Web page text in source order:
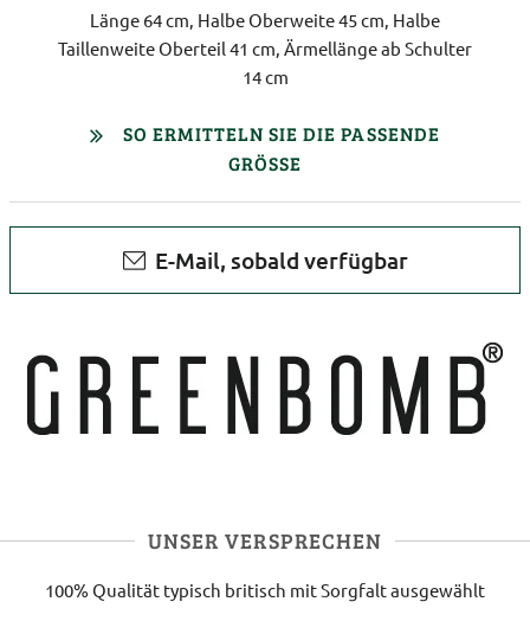
Länge 64 cm, Halbe Oberweite 45 cm, Halbe
Taillenweite Oberteil 41 cm, Ärmellänge ab Schulter
14 cm
SO ERMITTELN SIE DIE PASSENDE
GRÖSSE
E-Mail, sobald verfügbar
UNSER VERSPRECHEN
100% Qualität typisch britisch mit Sorgfalt ausgewählt